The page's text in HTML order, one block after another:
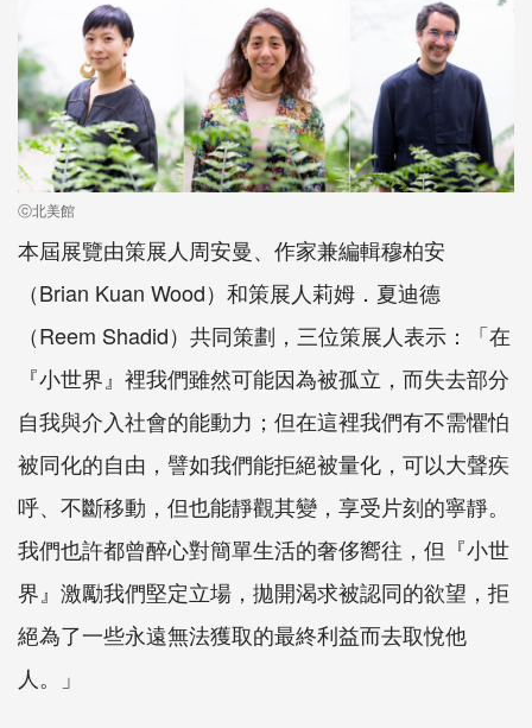
ⓒ北美館
本屆展覽由策展人周安曼、作家兼編輯穆柏安
（Brian Kuan Wood）和策展人莉姆．夏迪德
（Reem Shadid）共同策劃，三位策展人表示：「在
『小世界』裡我們雖然可能因為被孤立，而失去部分
自我與介入社會的能動力；但在這裡我們有不需懼怕
被同化的自由，譬如我們能拒絕被量化，可以大聲疾
呼、不斷移動，但也能靜觀其變，享受片刻的寧靜。
我們也許都曾醉心對簡單生活的奢侈嚮往，但『小世
界』激勵我們堅定立場，拋開渴求被認同的欲望，拒
絕為了一些永遠無法獲取的最終利益而去取悅他
人。」